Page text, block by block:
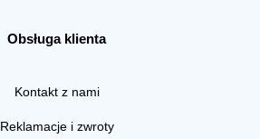
Obsługa klienta
Kontakt z nami
Reklamacje i zwroty